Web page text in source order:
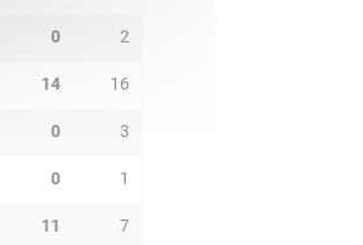
0 2
14 16
0 3
0 1
11 7